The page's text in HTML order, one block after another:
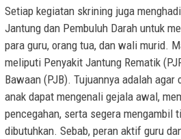
Setiap kegiatan skrining juga
Jantung dan Pembuluh Darah untuk
para guru, orang tua, dan wali murid.
meliputi Penyakit Jantung Rematik
Bawaan (PJB). Tujuannya adalah
anak dapat mengenali gejala awal,
pencegahan, serta segera mengambil
dibutuhkan. Sebab, peran aktif guru